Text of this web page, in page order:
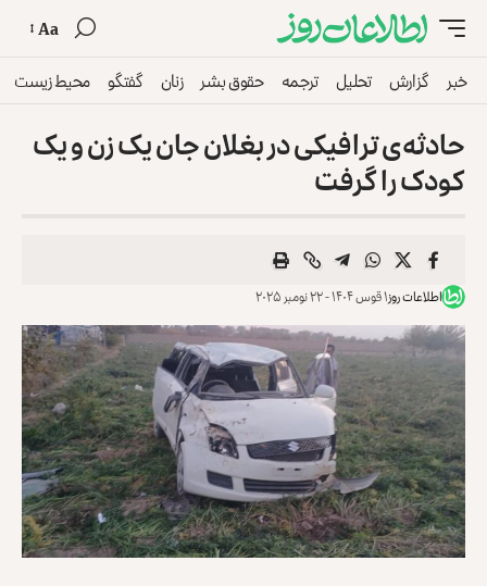
Aa
خبر گزارش تحلیل ترجمه حقوق بشر زنان گفتگو محیط زیست
حادثه‌ی ترافیکی در بغلان جان یک زن و یک
کودک را گرفت
اطلاعات روز۱ قوس ۱۴۰۴ - ۲۲ نومبر ۲۰۲۵